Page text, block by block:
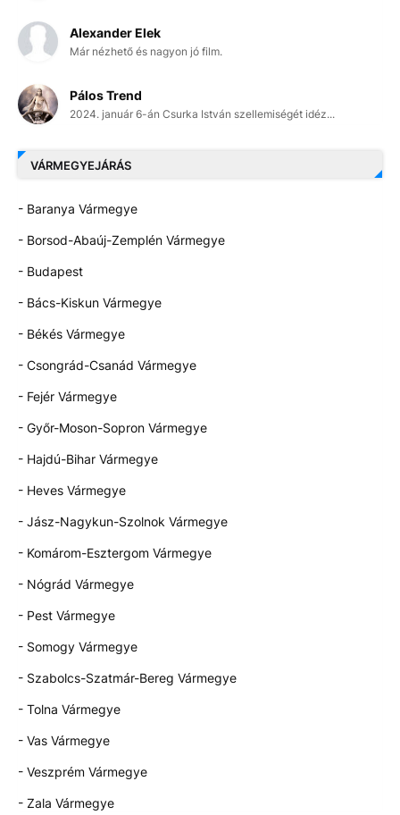
Alexander Elek
Már nézhető és nagyon jó film.
Pálos Trend
2024. január 6-án Csurka István szellemiségét idéz...
VÁRMEGYEJÁRÁS
- Baranya Vármegye
- Borsod-Abaúj-Zemplén Vármegye
- Budapest
- Bács-Kiskun Vármegye
- Békés Vármegye
- Csongrád-Csanád Vármegye
- Fejér Vármegye
- Győr-Moson-Sopron Vármegye
- Hajdú-Bihar Vármegye
- Heves Vármegye
- Jász-Nagykun-Szolnok Vármegye
- Komárom-Esztergom Vármegye
- Nógrád Vármegye
- Pest Vármegye
- Somogy Vármegye
- Szabolcs-Szatmár-Bereg Vármegye
- Tolna Vármegye
- Vas Vármegye
- Veszprém Vármegye
- Zala Vármegye